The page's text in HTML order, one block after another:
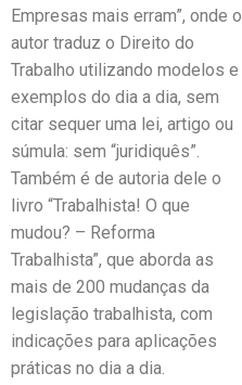
Empresas mais erram”, onde o
autor traduz o Direito do
Trabalho utilizando modelos e
exemplos do dia a dia, sem
citar sequer uma lei, artigo ou
súmula: sem “juridiquês”.
Também é de autoria dele o
livro “Trabalhista! O que
mudou? – Reforma
Trabalhista”, que aborda as
mais de 200 mudanças da
legislação trabalhista, com
indicações para aplicações
práticas no dia a dia.